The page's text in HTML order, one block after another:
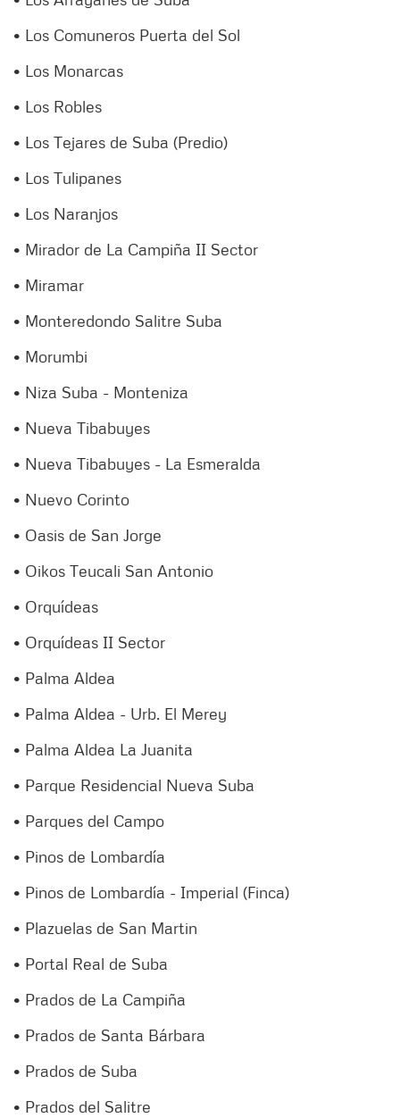
• Los Comuneros Puerta del Sol
• Los Monarcas
• Los Robles
• Los Tejares de Suba (Predio)
• Los Tulipanes
• Los Naranjos
• Mirador de La Campiña II Sector
• Miramar
• Monteredondo Salitre Suba
• Morumbi
• Niza Suba - Monteniza
• Nueva Tibabuyes
• Nueva Tibabuyes - La Esmeralda
• Nuevo Corinto
• Oasis de San Jorge
• Oikos Teucali San Antonio
• Orquídeas
• Orquídeas II Sector
• Palma Aldea
• Palma Aldea - Urb. El Merey
• Palma Aldea La Juanita
• Parque Residencial Nueva Suba
• Parques del Campo
• Pinos de Lombardía
• Pinos de Lombardía - Imperial (Finca)
• Plazuelas de San Martin
• Portal Real de Suba
• Prados de La Campiña
• Prados de Santa Bárbara
• Prados de Suba
• Prados del Salitre